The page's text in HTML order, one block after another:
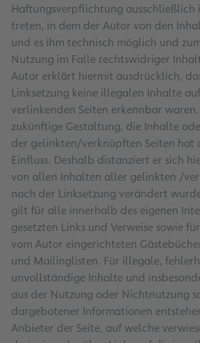
Haftungsverpflichtung ausschließlich
treten, in dem der Autor von den
und es ihm technisch möglich und
Nutzung im Falle rechtswidriger
Autor erklärt hiermit ausdrücklich,
Linksetzung keine illegalen Inhalte
verlinkenden Seiten erkennbar
zukünftige Gestaltung, die Inhalte
der gelinkten/verknüpften Seiten hat
Einfluss. Deshalb distanziert er sich
von allen Inhalten aller gelinkten /
nach der Linksetzung verändert
gilt für alle innerhalb des eigenen
gesetzten Links und Verweise sowie
vom Autor eingerichteten
und Mailinglisten. Für illegale,
unvollständige Inhalte und
aus der Nutzung oder Nichtnutzung
dargebotener Informationen
Anbieter der Seite, auf welche